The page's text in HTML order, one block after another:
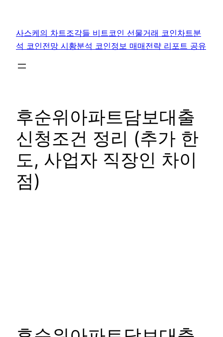
사스케의 차트조각들 비트코인 선물거래 코인차트분
석 코인전망 시황분석 코인정보 매매전략 리포트 공유
후순위아파트담보대출
신청조건 정리 (추가 한
도, 사업자 직장인 차이
점)